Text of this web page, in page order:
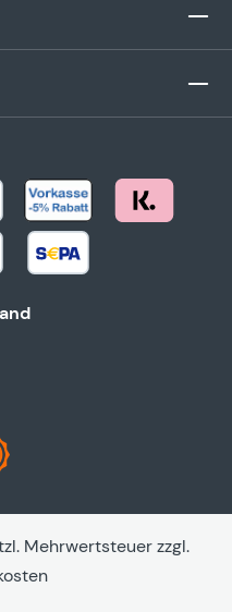
Mehrwertsteuer zzgl.